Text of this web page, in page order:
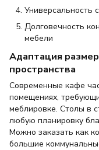
Универсальность
Долговечность
мебели
Адаптация
пространства
Современные кафе
помещениях,
меблировке. Столы в
любую планировку
Можно заказать как
большие